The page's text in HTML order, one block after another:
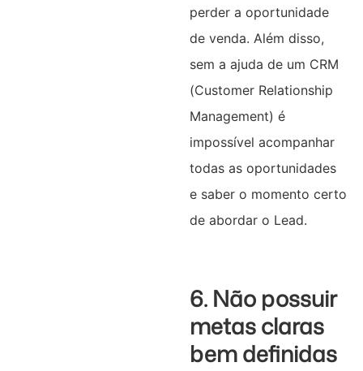
perder a oportunidade
de venda. Além disso,
sem a ajuda de um CRM
(Customer Relationship
Management) é
impossível acompanhar
todas as oportunidades
e saber o momento certo
de abordar o Lead.
6. Não possuir
metas claras
bem definidas